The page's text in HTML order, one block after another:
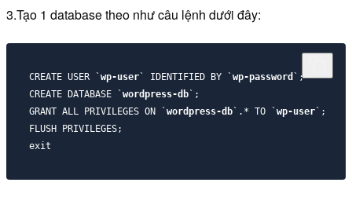
3.Tạo 1 database theo như câu lệnh dưới đây:
CREATE USER `wp-user` IDENTIFIED BY `wp-password `;
CREATE DATABASE `wordpress-db`;
GRANT ALL PRIVILEGES ON `wordpress-db`.* TO `wp-user`;
FLUSH PRIVILEGES;